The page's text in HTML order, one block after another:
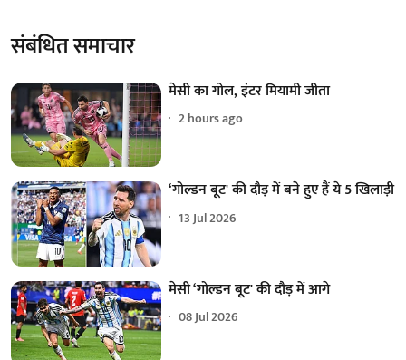
संबंधित समाचार
मेसी का गोल, इंटर मियामी जीता
2 hours ago
‘गोल्डन बूट' की दौड़ में बने हुए हैं ये 5 खिलाड़ी
13 Jul 2026
मेसी ‘गोल्डन बूट' की दौड़ में आगे
08 Jul 2026